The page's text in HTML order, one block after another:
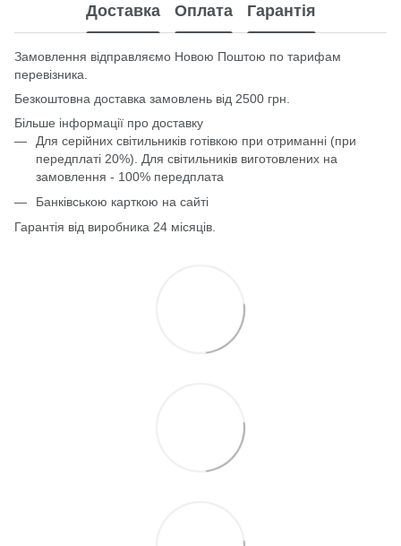
Доставка Оплата Гарантія
Замовлення відправляємо Новою Поштою по тарифам
перевізника.
Безкоштовна доставка замовлень від 2500 грн.
Більше інформації про доставку
Для серійних світильників готівкою при отриманні (при
передплаті 20%). Для світильників виготовлених на
замовлення - 100% передплата
Банківською карткою на сайті
Гарантія від виробника 24 місяців.